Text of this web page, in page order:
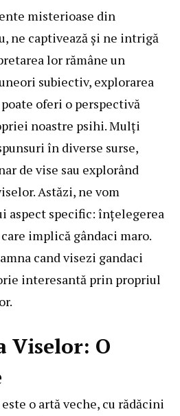
misterioase din
ne captivează și ne intrigă
lor rămâne un
subiectiv, explorarea
oferi o perspectivă
noastre psihi. Mulți
în diverse surse,
de vise sau explorând
Astăzi, ne vom
aspect specific: înțelegerea
implică gândaci maro.
cand visezi gandaci
interesantă prin propriul
Viselor: O
o artă veche, cu rădăcini